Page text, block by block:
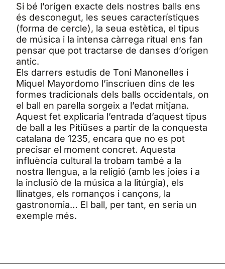
Si bé l’orígen exacte dels nostres balls ens
és desconegut, les seues característiques
(forma de cercle), la seua estètica, el tipus
de música i la intensa càrrega ritual ens fan
pensar que pot tractarse de danses d’origen
antic.
Els darrers estudis de Toni Manonelles i
Miquel Mayordomo l’inscriuen dins de les
formes tradicionals dels balls occidentals, on
el ball en parella sorgeix a l’edat mitjana.
Aquest fet explicaria l’entrada d’aquest tipus
de ball a les Pitiüses a partir de la conquesta
catalana de 1235, encara que no es pot
precisar el moment concret. Aquesta
influència cultural la trobam també a la
nostra llengua, a la religió (amb les joies i a
la inclusió de la música a la litúrgia), els
llinatges, els romanços i cançons, la
gastronomia… El ball, per tant, en seria un
exemple més.